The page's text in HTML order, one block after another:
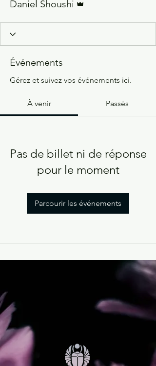
Daniel Shoushi
Événements
Gérez et suivez vos événements ici.
À venir Passés
Pas de billet ni de réponse
pour le moment
Parcourir les événements